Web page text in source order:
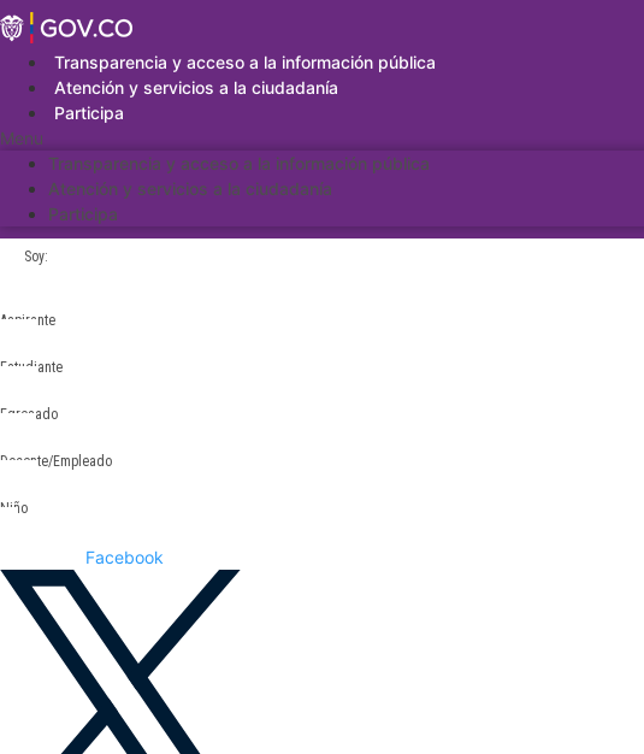
Saltar
al
contenidoTransparencia y acceso a la información pública
Atención y servicios a la ciudadanía
Participa
Menu
Transparencia y acceso a la información pública
Atención y servicios a la ciudadanía
Participa
Soy:
Aspirante
Estudiante
Egresado
Docente/Empleado
Niño
Facebook